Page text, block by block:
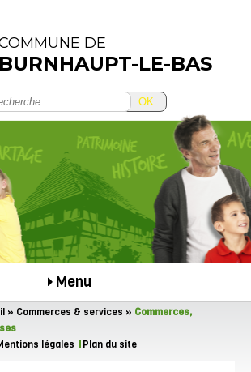
DE
BURNHAUPT-LE-BAS
OK
Menu
» Commerces & services » Commerces,
légales
Plan du site